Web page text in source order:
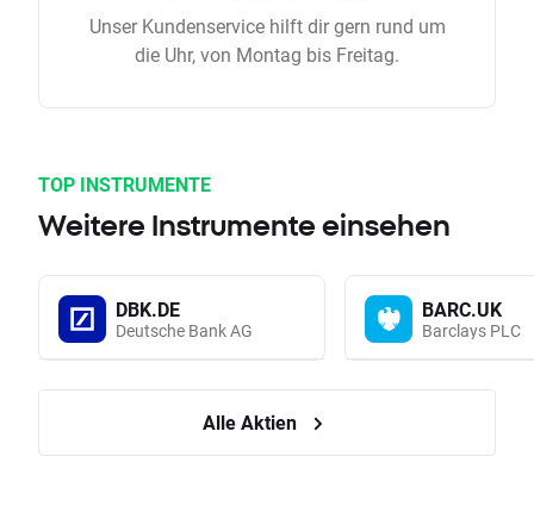
Unser Kundenservice hilft dir gern rund um
die Uhr, von Montag bis Freitag.
TOP INSTRUMENTE
Weitere Instrumente einsehen
DBK.DE
Deutsche Bank AG
BARC.UK
Barclays PLC
Alle Aktien